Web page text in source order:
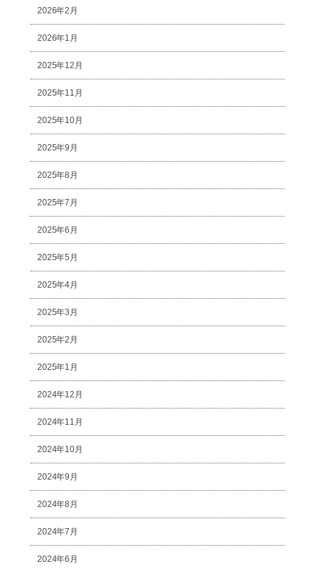
2026年2月
2026年1月
2025年12月
2025年11月
2025年10月
2025年9月
2025年8月
2025年7月
2025年6月
2025年5月
2025年4月
2025年3月
2025年2月
2025年1月
2024年12月
2024年11月
2024年10月
2024年9月
2024年8月
2024年7月
2024年6月